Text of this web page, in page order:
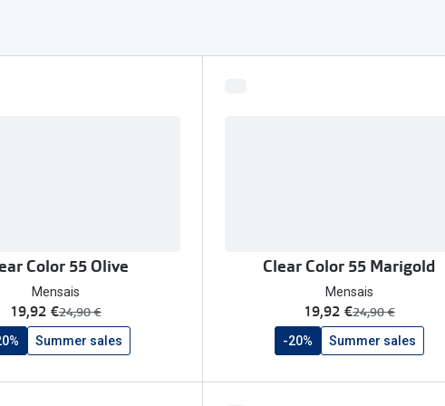
Color 55 Olive
Mensais
agora:
19,92 €era:
24,90 €
Summer sales
Clear Color 55 Marigold
Mensais
agora:
19,92 €era:
24,90 €
-20% Summer sales